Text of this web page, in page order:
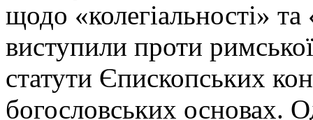
щодо «колегіальності» та
виступили проти
статути Єпископських
богословських основах.